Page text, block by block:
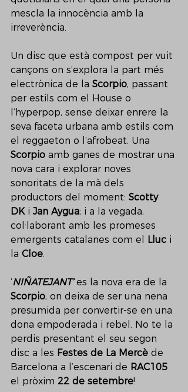
mescla la innocència amb la
irreverència.
Un disc que està compost per vuit
cançons on s’explora la part més
electrònica de la Scorpio, passant
per estils com el House o
l’hyperpop, sense deixar enrere la
seva faceta urbana amb estils com
el reggaeton o l’afrobeat. Una
Scorpio amb ganes de mostrar una
nova cara i explorar noves
sonoritats de la mà dels
productors del moment: Scotty
DK i Jan Aygua; i a la vegada,
col·laborant amb les promeses
emergents catalanes com el
Lluc i
la Cloe.
‘NIÑATEJANT’ es la nova era de la
Scorpio, on deixa de ser una nena
presumida per convertir-se en una
dona empoderada i rebel. No te la
perdis presentant el seu segon
disc a les Festes de La Mercè de
Barcelona a l’escenari de RAC105
el pròxim 22 de setembre!